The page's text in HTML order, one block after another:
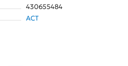
430655484
АСТ